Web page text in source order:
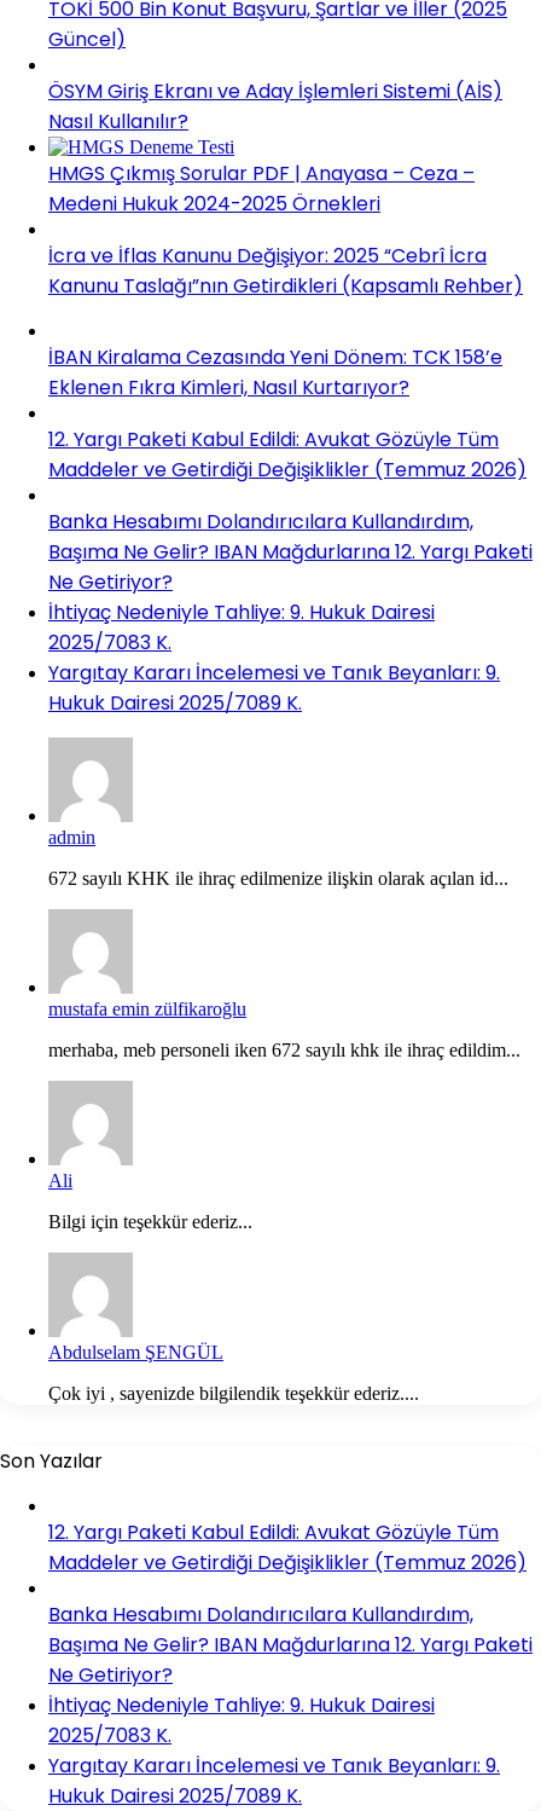
TOKİ 500 Bin Konut Başvuru, Şartlar ve İller (2025
Güncel)
ÖSYM Giriş Ekranı ve Aday İşlemleri Sistemi (AİS)
Nasıl Kullanılır?
HMGS Çıkmış Sorular PDF | Anayasa – Ceza –
Medeni Hukuk 2024-2025 Örnekleri
İcra ve İflas Kanunu Değişiyor: 2025 “Cebrî İcra
Kanunu Taslağı”nın Getirdikleri (Kapsamlı Rehber)
İBAN Kiralama Cezasında Yeni Dönem: TCK 158’e
Eklenen Fıkra Kimleri, Nasıl Kurtarıyor?
12. Yargı Paketi Kabul Edildi: Avukat Gözüyle Tüm
Maddeler ve Getirdiği Değişiklikler (Temmuz 2026)
Banka Hesabımı Dolandırıcılara Kullandırdım,
Başıma Ne Gelir? IBAN Mağdurlarına 12. Yargı Paketi
Ne Getiriyor?
İhtiyaç Nedeniyle Tahliye: 9. Hukuk Dairesi
2025/7083 K.
Yargıtay Kararı İncelemesi ve Tanık Beyanları: 9.
Hukuk Dairesi 2025/7089 K.
admin
672 sayılı KHK ile ihraç edilmenize ilişkin olarak açılan id...
mustafa emin zülfikaroğlu
merhaba, meb personeli iken 672 sayılı khk ile ihraç edildim...
Ali
Bilgi için teşekkür ederiz...
Abdulselam ŞENGÜL
Çok iyi , sayenizde bilgilendik teşekkür ederiz....
Son Yazılar
12. Yargı Paketi Kabul Edildi: Avukat Gözüyle Tüm
Maddeler ve Getirdiği Değişiklikler (Temmuz 2026)
Banka Hesabımı Dolandırıcılara Kullandırdım,
Başıma Ne Gelir? IBAN Mağdurlarına 12. Yargı Paketi
Ne Getiriyor?
İhtiyaç Nedeniyle Tahliye: 9. Hukuk Dairesi
2025/7083 K.
Yargıtay Kararı İncelemesi ve Tanık Beyanları: 9.
Hukuk Dairesi 2025/7089 K.